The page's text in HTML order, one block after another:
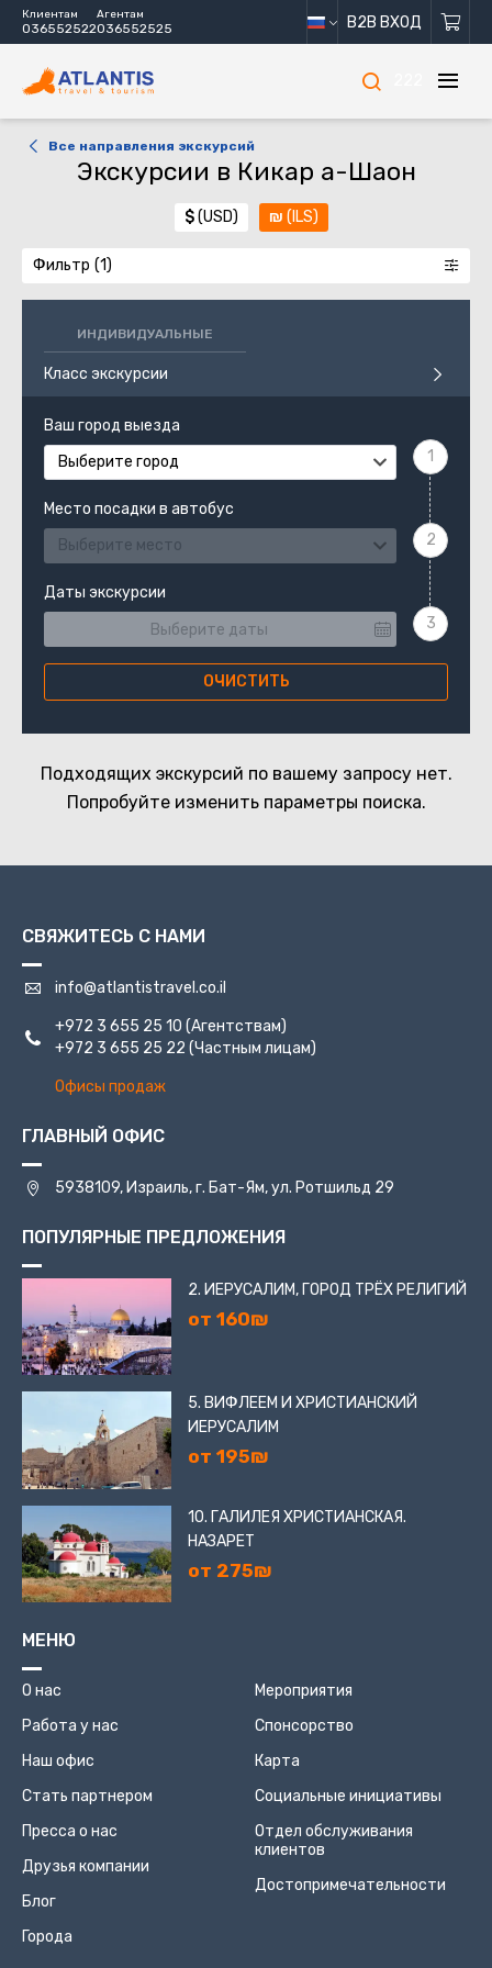
Клиентам
036552522
Агентам
036552525 B2B ВХОД
Все направления экскурсий
Экскурсии в Кикар а-Шаон
$(USD) ₪ (ILS)
Фильтр
ИНДИВИДУАЛЬНЫЕ
Класс экскурсии
Ваш город выезда
Выберите город
Место посадки в автобус
Выберите место
Даты экскурсии
ОЧИСТИТЬ
Подходящих экскурсий по вашему запросу нет.
Попробуйте изменить параметры поиска.
СВЯЖИТЕСЬ С НАМИ
info@atlantistravel.co.il
+972 3 655 25 10 (Агентствам)
+972 3 655 25 22 (Частным лицам)
Офисы продаж
ГЛАВНЫЙ ОФИС
5938109, Израиль, г. Бат-Ям, ул. Ротшильд 29
ПОПУЛЯРНЫЕ ПРЕДЛОЖЕНИЯ
2. ИЕРУСАЛИМ, ГОРОД ТРЁХ РЕЛИГИЙ
от 160₪
5. ВИФЛЕЕМ И ХРИСТИАНСКИЙ
ИЕРУСАЛИМ
от 195₪
10. ГАЛИЛЕЯ ХРИСТИАНСКАЯ.
НАЗАРЕТ
от 275₪
МЕНЮ
О нас
Работа у нас
Наш офис
Стать партнером
Пресса о нас
Друзья компании
Блог
Города
Мероприятия
Спонсорство
Карта
Социальные инициативы
Отдел обслуживания
клиентов
Достопримечательности